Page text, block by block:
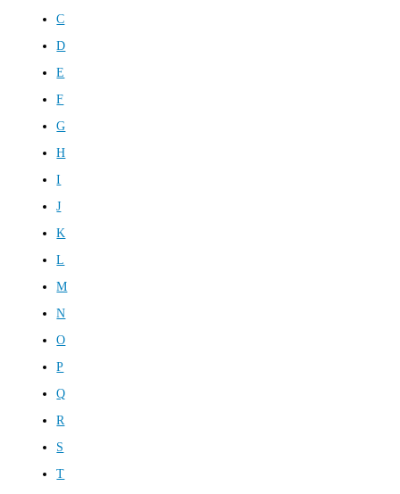
C
D
E
F
G
H
I
J
K
L
M
N
O
P
Q
R
S
T